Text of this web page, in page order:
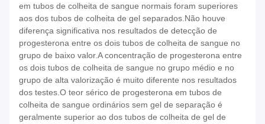
em tubos de colheita de sangue normais foram superiores
aos dos tubos de colheita de gel separados.Não houve
diferença significativa nos resultados de detecção de
progesterona entre os dois tubos de colheita de sangue no
grupo de baixo valor.A concentração de progesterona entre
os dois tubos de colheita de sangue no grupo médio e no
grupo de alta valorização é muito diferente nos resultados
dos testes.O teor sérico de progesterona em tubos de
colheita de sangue ordinários sem gel de separação é
geralmente superior ao dos tubos de colheita de gel de